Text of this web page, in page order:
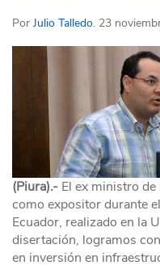
Por Julio Talledo. 23
(Piura).- El ex ministro
como expositor durante
Ecuador, realizado en la
disertación, logramos
en inversión en